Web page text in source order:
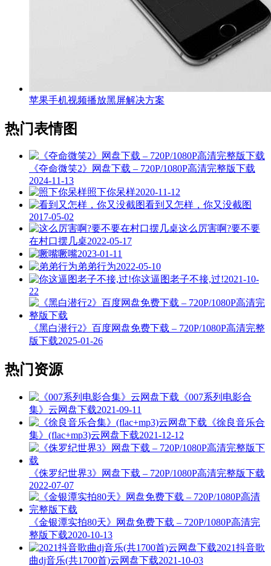
苹果手机视频播放黑屏解决方案
热门表情图
《夺命微笑2》网盘下载 – 720P/1080P高清完整版下载
2024-11-13
照下你呆样2020-11-12
看到又怎样，你又没截图
2017-05-02
这么厉害啊?要不要
在村口摆几桌2022-05-17
噘嘴2023-01-11
弟弟行为2022-05-10
你这逼图老子不接,过!2021-10-
22
《黑白潜行2》百度网盘免费下载 – 720P/1080P高清完整
版下载2025-01-26
热门资源
《007系列电影合
集》云网盘下载2021-09-11
《徐良音乐合
集》(flac+mp3)云网盘下载2021-12-12
《侏罗纪世界3》网盘下载 – 720P/1080P高清完整版下载
2022-07-07
《金银潭实拍80天》网盘免费下载 – 720P/1080P高清完
整版下载2020-10-13
2021抖音歌
曲dj音乐(共1700首)云网盘下载2021-10-03